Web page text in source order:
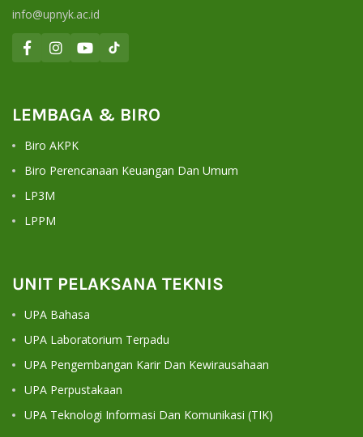
info@upnyk.ac.id
LEMBAGA & BIRO
Biro AKPK
Biro Perencanaan Keuangan Dan Umum
LP3M
LPPM
UNIT PELAKSANA TEKNIS
UPA Bahasa
UPA Laboratorium Terpadu
UPA Pengembangan Karir Dan Kewirausahaan
UPA Perpustakaan
UPA Teknologi Informasi Dan Komunikasi (TIK)